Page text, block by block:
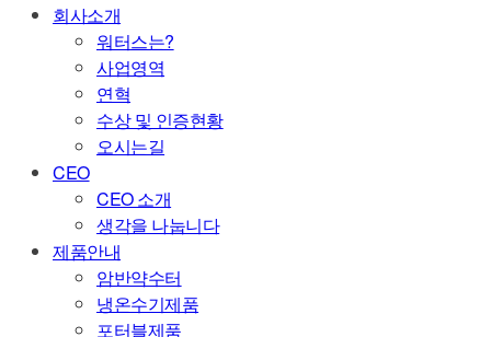
회사소개
워터스는?
사업영역
연혁
수상 및 인증현황
오시는길
CEO
CEO 소개
생각을 나눕니다
제품안내
암반약수터
냉온수기제품
포터블제품